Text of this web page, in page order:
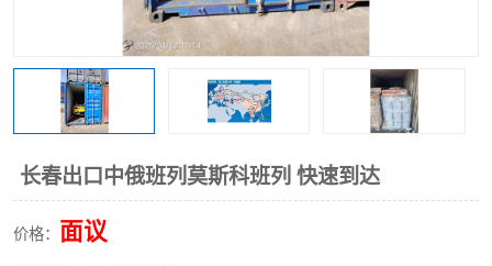
长春出口中俄班列莫斯科班列 快速到达
价格： 面议